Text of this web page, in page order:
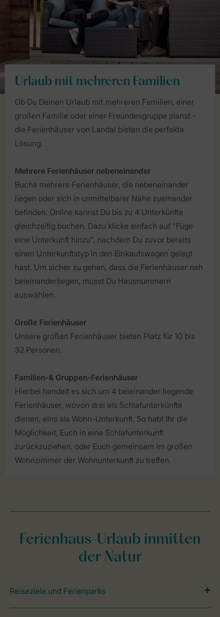
Urlaub mit mehreren Familien
Ob Du Deinen Urlaub mit mehreren Familien, einer
großen Familie oder einer Freundesgruppe planst -
die Ferienhäuser von Landal bieten die perfekte
Lösung.
Mehrere Ferienhäuser nebeneinander
Buche mehrere Ferienhäuser, die nebeneinander
liegen oder sich in unmittelbarer Nähe zueinander
befinden. Online kannst Du bis zu 4 Unterkünfte
gleichzeitig buchen. Dazu klicke einfach auf "Füge
eine Unterkunft hinzu", nachdem Du zuvor bereits
einen Unterkunftstyp in den Einkaufswagen gelegt
hast. Um sicher zu gehen, dass die Ferienhäuser nah
beieinanderliegen, musst Du Hausnummern
auswählen.
Große Ferienhäuser
Unsere großen Ferienhäuser bieten Platz für 10 bis
32 Personen.
Familien-& Gruppen-Ferienhäuser
Hierbei handelt es sich um 4 beieinander liegende
Ferienhäuser, wovon drei als Schlafunterkünfte
dienen, eins als Wohn-Unterkunft. So habt Ihr die
Möglichkeit, Euch in eine Schlafunterkunft
zurückzuziehen, oder Euch gemeinsam im großen
Wohnzimmer der Wohnunterkunft zu treffen.
Ferienhaus-Urlaub inmitten
der Natur
Reiseziele und Ferienparks